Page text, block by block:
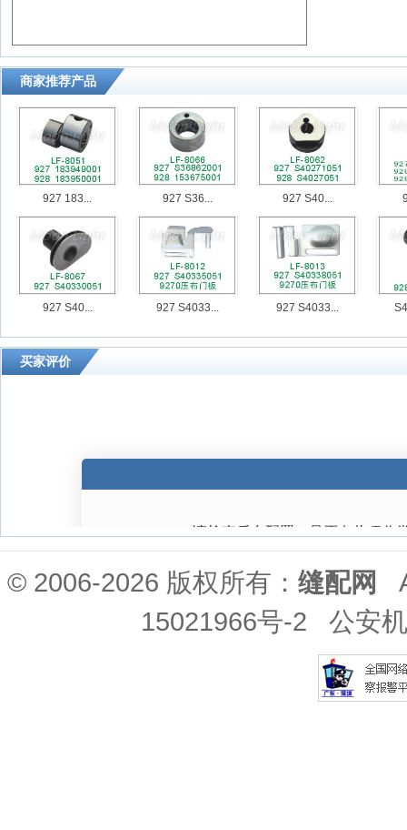
商家推荐产品
927 183... 927 S36... 927 S40...
927 S40... 927 S4033... 927 S4033...
买家评价
© 2006-2026 版权所有： 缝配网
15021966号-2 公安